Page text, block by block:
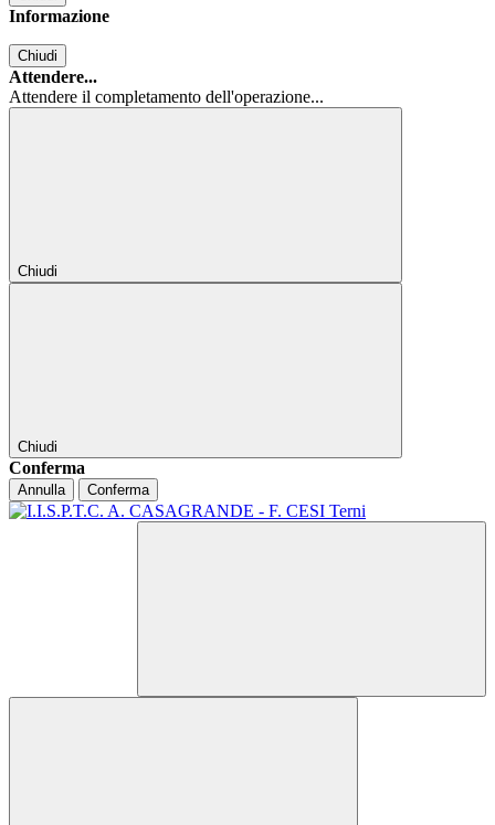
Informazione
Chiudi
Attendere...
Attendere il completamento dell'operazione...
Chiudi
Chiudi
Conferma
Annulla Conferma